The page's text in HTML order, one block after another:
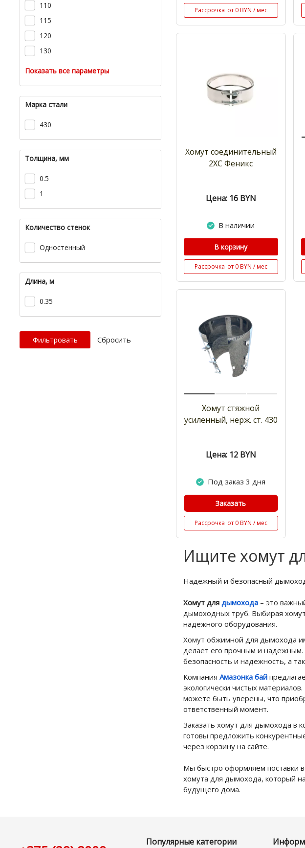
110
115
120
130
Показать все параметры
Марка стали
430
Толщина, мм
0.5
1
Количество стенок
Одностенный
Длина, м
0.35
Cбросить
Рассрочка от 0 BYN / мес
Хомут соединительный
2ХС Феникс
Цена: 16 BYN
В наличии
В корзину
Рассрочка от 0 BYN / мес
Хомут стяжной
усиленный, нерж. ст. 430
Цена: 12 BYN
Под заказ 3 дня
Заказать
Рассрочка от 0 BYN / мес
Ищите хомут
Надежный и безопасный
Хомут для дымохода – это
дымоходных труб. Выбирая
надежного оборудования.
Хомут обжимной для дымохода
делает его прочным и надежным.
безопасность и надежность, а
Компания Амазонка бай
экологически чистых материалов.
можете быть уверены, что
ответственный момент.
Заказать хомут для дымохода в
готовы предложить
через корзину на сайте.
Мы быстро оформляем поставки
хомута для дымохода, который
будущего дома.
Популярные категории